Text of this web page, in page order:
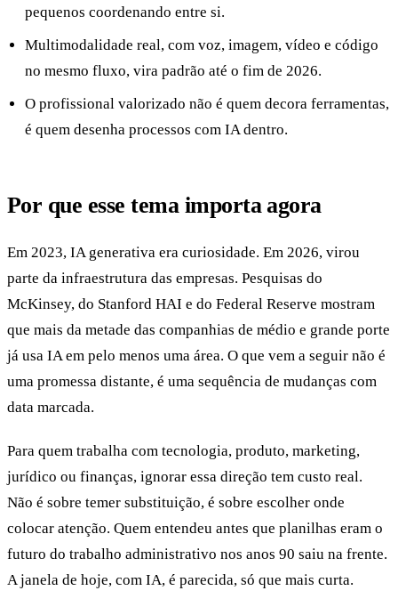
pequenos coordenando entre si.
Multimodalidade real, com voz, imagem, vídeo e código
no mesmo fluxo, vira padrão até o fim de 2026.
O profissional valorizado não é quem decora ferramentas,
é quem desenha processos com IA dentro.
Por que esse tema importa agora
Em 2023, IA generativa era curiosidade. Em 2026, virou
parte da infraestrutura das empresas. Pesquisas do
McKinsey, do Stanford HAI e do Federal Reserve mostram
que mais da metade das companhias de médio e grande porte
já usa IA em pelo menos uma área. O que vem a seguir não é
uma promessa distante, é uma sequência de mudanças com
data marcada.
Para quem trabalha com tecnologia, produto, marketing,
jurídico ou finanças, ignorar essa direção tem custo real.
Não é sobre temer substituição, é sobre escolher onde
colocar atenção. Quem entendeu antes que planilhas eram o
futuro do trabalho administrativo nos anos 90 saiu na frente.
A janela de hoje, com IA, é parecida, só que mais curta.